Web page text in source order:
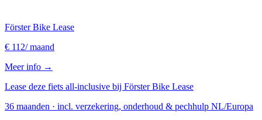
Förster Bike Lease
€ 112/ maand
Meer info →
Lease deze fiets all-inclusive bij Förster Bike Lease
36 maanden · incl. verzekering, onderhoud & pechhulp NL/Europa